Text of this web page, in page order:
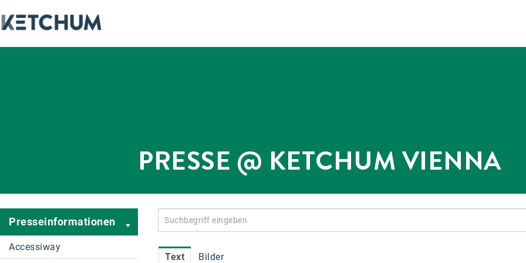
PRESSE @ KETCHUM VIENNA
Presseinformationen
Accessiway
Text
Bilder